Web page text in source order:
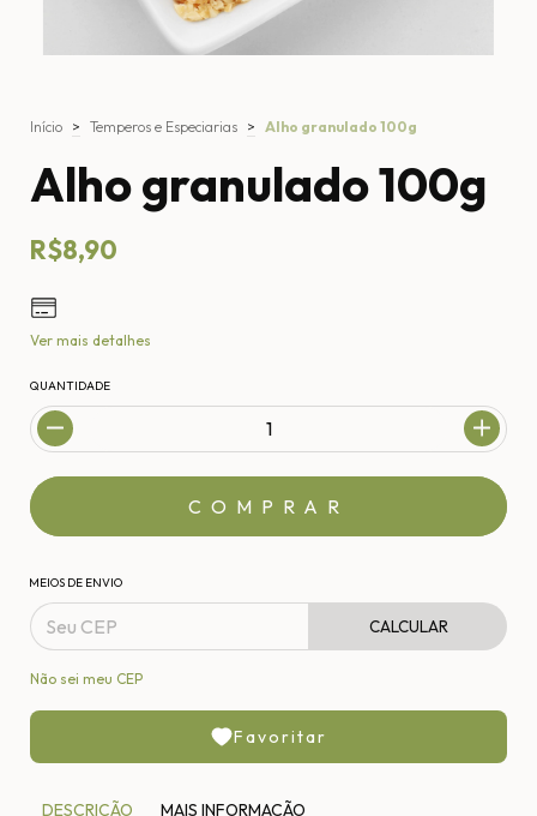
Início > Temperos e Especiarias > Alho granulado 100g
Alho granulado 100g
R$8,90
Ver mais detalhes
QUANTIDADE
MEIOS DE ENVIO
CALCULAR
Não sei meu CEP
Favoritar
DESCRIÇÃO MAIS INFORMACÃO